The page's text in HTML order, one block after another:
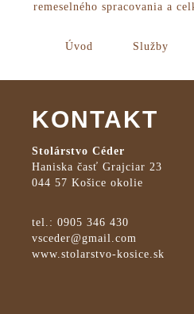
remeselného spracovania a
Úvod Služby
KONTAKT
Stolárstvo Céder
Haniska časť Grajciar 23
044 57 Košice okolie
tel.: 0905 346 430
vsceder@gmail.com
www.stolarstvo-kosice.sk